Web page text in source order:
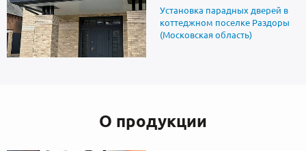
Установка парадных дверей в
коттеджном поселке Раздоры
(Московская область)
О продукции